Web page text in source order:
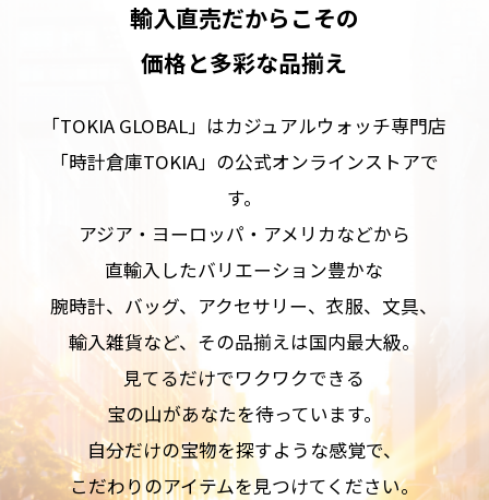
輸入直売だからこその
価格と多彩な品揃え
「TOKIA GLOBAL」はカジュアルウォッチ専門店
「時計倉庫TOKIA」の公式オンラインストアで
す。
アジア・ヨーロッパ・アメリカなどから
直輸入したバリエーション豊かな
腕時計、バッグ、アクセサリー、衣服、文具、
輸入雑貨など、その品揃えは国内最大級。
見てるだけでワクワクできる
宝の山があなたを待っています。
自分だけの宝物を探すような感覚で、
こだわりのアイテムを見つけてください。